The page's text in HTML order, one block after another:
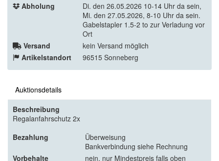
Abholung
Di. den 26.05.2026 10-14 Uhr da sein,
Mi. den 27.05.2026, 8-10 Uhr da sein.
Gabelstapler 1.5-2 to zur Verladung vor
Ort
Versand
kein Versand möglich
Artikelstandort
96515 Sonneberg
Auktionsdetails
Beschreibung
Regalanfahrschutz 2x
Bezahlung
Überweisung
Bankverbindung siehe Rechnung
Vorbehalte
nein, nur Mindestpreis falls oben